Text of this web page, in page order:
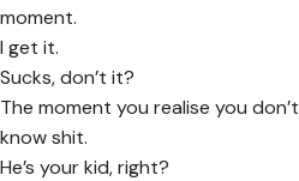
moment.
I get it.
Sucks, don’t it?
The moment you realise you don’t
know shit.
He’s your kid, right?